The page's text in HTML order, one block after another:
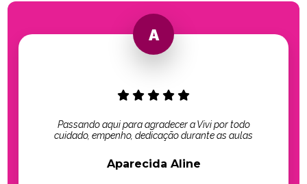
Passando aqui para agradecer a Vivi por todo
cuidado, empenho, dedicação durante as aulas
Aparecida Aline